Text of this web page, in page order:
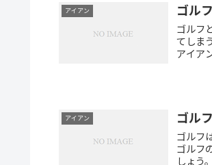
アイアン ゴル
ゴルフ
てしま
アイア
アイアン ゴル
ゴルフ
ゴルフ
しょう